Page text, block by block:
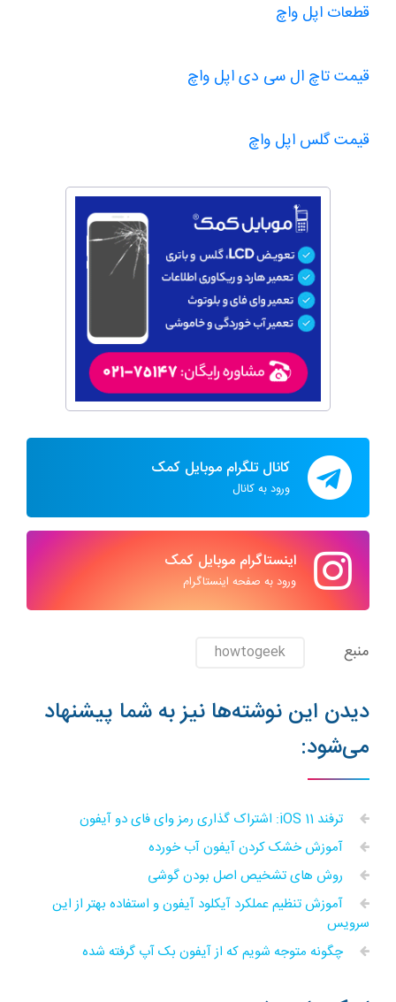
قطعات اپل واچ
قیمت تاچ ال سی دی اپل واچ
قیمت گلس اپل واچ
کانال تلگرام موبایل کمک
ورود به کانال
اینستاگرام موبایل کمک
ورود به صفحه اینستاگرام
منبع howtogeek
دیدن این نوشته‌ها نیز به شما پیشنهاد
می‌شود:
ترفند iOS 11: اشتراک گذاری رمز وای فای دو آیفون
آموزش خشک کردن آیفون آب خورده
روش های تشخیص اصل بودن گوشی
آموزش تنظیم عملکرد آیکلود آیفون و استفاده بهتر از این
سرویس
چگونه متوجه شویم که از آیفون بک آپ گرفته شده